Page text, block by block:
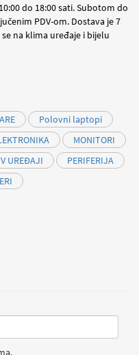
do 18:00 sati. Subotom do
PDV-om. Dostava je 7
na klima uređaje i bijelu
Polovni laptopi
MONITORI
UREĐAJI
PERIFERIJA